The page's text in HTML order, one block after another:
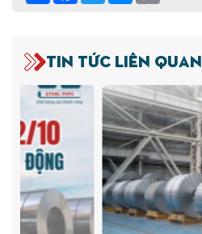
Tin tức liên quan